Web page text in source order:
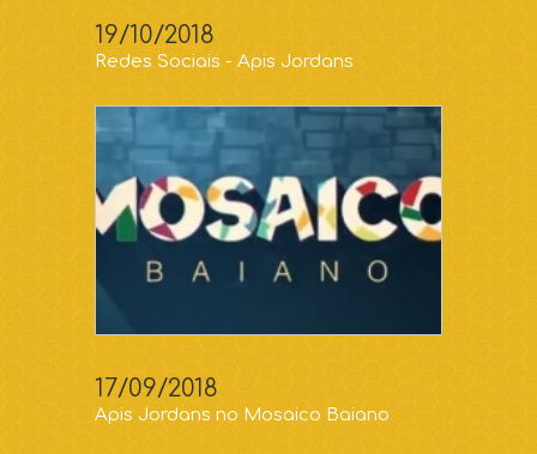
19/10/2018
Redes Sociais - Apis Jordans
17/09/2018
Apis Jordans no Mosaico Baiano